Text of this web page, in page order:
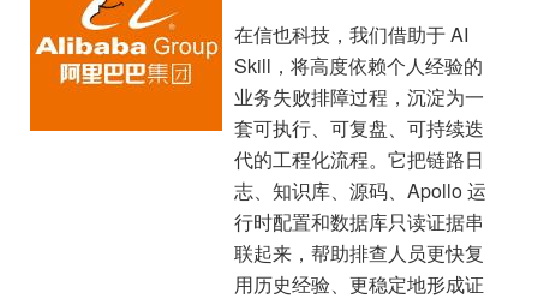
在信也科技，我们借助于 AI
Skill，将高度依赖个人经验的
业务失败排障过程，沉淀为一
套可执行、可复盘、可持续迭
代的工程化流程。它把链路日
志、知识库、源码、Apollo 运
行时配置和数据库只读证据串
联起来，帮助排查人员更快复
用历史经验、更稳定地形成证